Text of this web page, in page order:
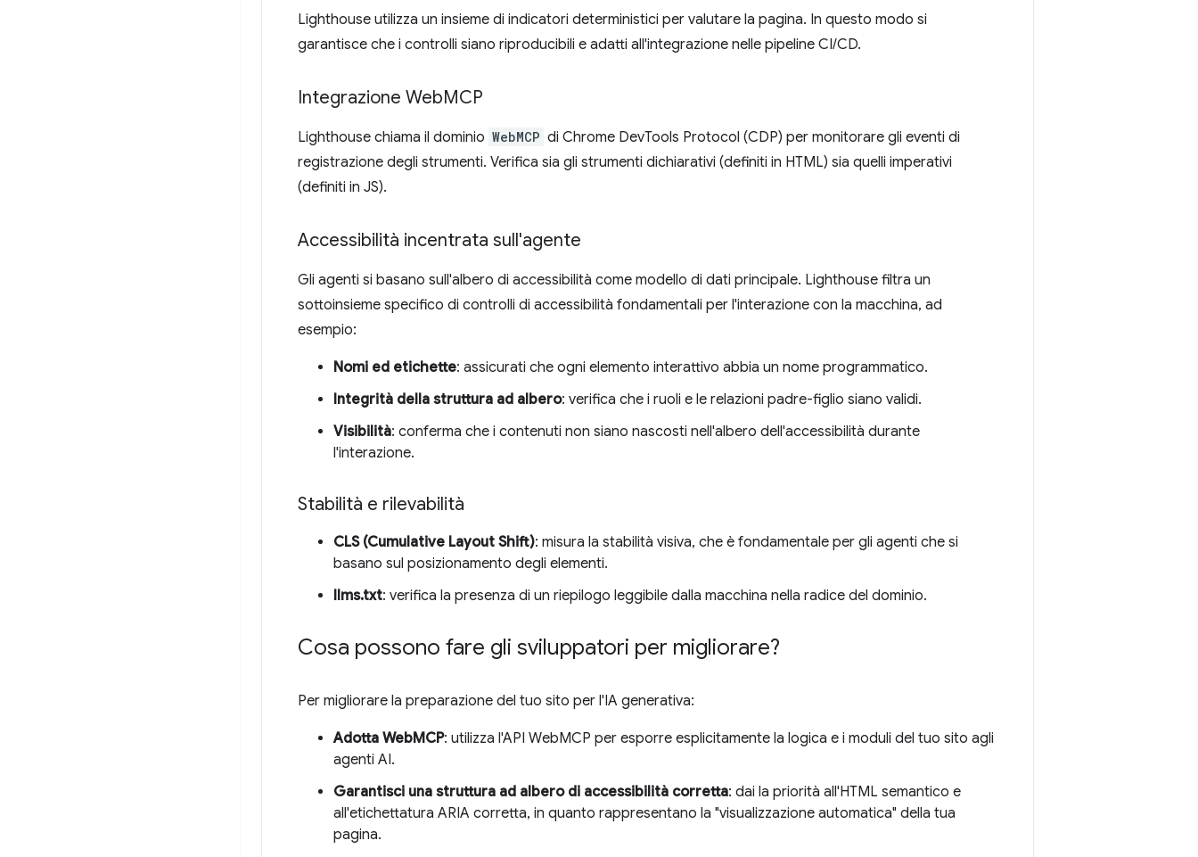
Lighthouse utilizza un insieme di indicatori deterministici per valutare la pagina. In questo modo si
garantisce che i controlli siano riproducibili e adatti all'integrazione nelle pipeline CI/CD.
Integrazione WebMCP
Lighthouse chiama il dominio WebMCP di Chrome DevTools Protocol (CDP) per monitorare gli eventi di
registrazione degli strumenti. Verifica sia gli strumenti dichiarativi (definiti in HTML) sia quelli imperativi
(definiti in JS).
Accessibilità incentrata sull'agente
Gli agenti si basano sull'albero di accessibilità come modello di dati principale. Lighthouse filtra un
sottoinsieme specifico di controlli di accessibilità fondamentali per l'interazione con la macchina, ad
esempio:
Nomi ed etichette: assicurati che ogni elemento interattivo abbia un nome programmatico.
Integrità della struttura ad albero: verifica che i ruoli e le relazioni padre-figlio siano validi.
Visibilità: conferma che i contenuti non siano nascosti nell'albero dell'accessibilità durante
l'interazione.
Stabilità e rilevabilità
CLS (Cumulative Layout Shift): misura la stabilità visiva, che è fondamentale per gli agenti che si
basano sul posizionamento degli elementi.
llms.txt: verifica la presenza di un riepilogo leggibile dalla macchina nella radice del dominio.
Cosa possono fare gli sviluppatori per migliorare?
Per migliorare la preparazione del tuo sito per l'IA generativa:
Adotta WebMCP: utilizza l'API WebMCP per esporre esplicitamente la logica e i moduli del tuo sito agli
agenti AI.
Garantisci una struttura ad albero di accessibilità corretta: dai la priorità all'HTML semantico e
all'etichettatura ARIA corretta, in quanto rappresentano la "visualizzazione automatica" della tua
pagina.